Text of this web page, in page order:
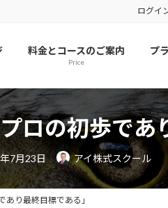
ログイ
料金とコースのご案内
Price
プ
ロの初歩で
7月23日 アイ株式スクール
あり最終目標である」